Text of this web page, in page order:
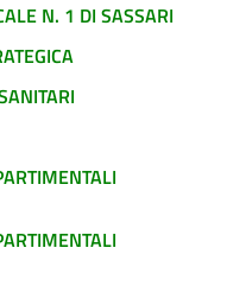
N. 1 DI SASSARI